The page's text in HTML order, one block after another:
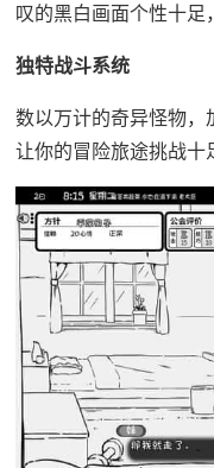
叹的黑白画面个性十足
独特战斗系统
数以万计的奇异怪物，
让你的冒险旅途挑战十